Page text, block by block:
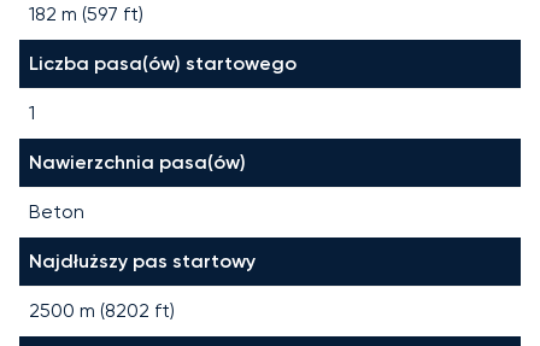
182 m (597 ft)
Liczba pasa(ów) startowego
1
Nawierzchnia pasa(ów)
Beton
Najdłuższy pas startowy
2500 m (8202 ft)